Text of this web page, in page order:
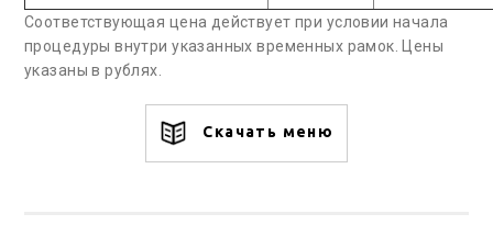
Соответствующая цена действует при условии начала
процедуры внутри указанных временных рамок. Цены
указаны в рублях.
Скачать меню